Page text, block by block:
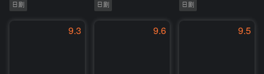
日剧 日剧 日剧
9.3 9.6 9.5